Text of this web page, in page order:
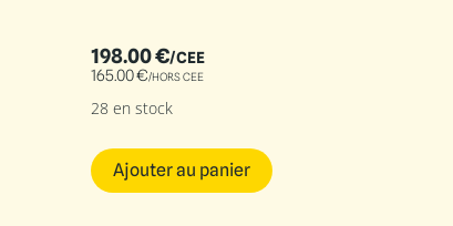
198.00€/CEE
165.00€/HORS CEE
28 en stock
Ajouter au panier